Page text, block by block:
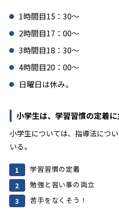
1時間目15：30〜
2時間目17：00〜
3時間目18：30〜
4時間目20：00〜
日曜日は休み。
小学生は、学習習慣の定着
小学生については、指導法につ
いる。
学習習慣の定着
勉強と習い事の両立
苦手をなくそう！